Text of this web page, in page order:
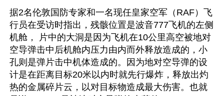
据2名伦敦国防专家和一名现任皇家空军（RAF）飞
行员在受访时指出，残骸位置是波音777飞机的左侧
机舱， 片中的大洞是因为飞机在10公里高空被地对
空导弹击中后机舱内压力由内而外释放造成的，小
孔则是弹片击中机体造成的。因为地对空导弹的设
计是在距离目标20米以内时就先行爆炸，释放出灼
热的金属碎片云，以对目标物造成最大伤害。也就